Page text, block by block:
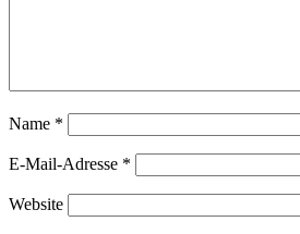
Name *
E-Mail-Adresse *
Website